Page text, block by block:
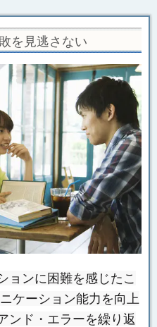
を見逃さない
ョンに困難を感じたこ
ケーション能力を向上
ンド・エラーを繰り返